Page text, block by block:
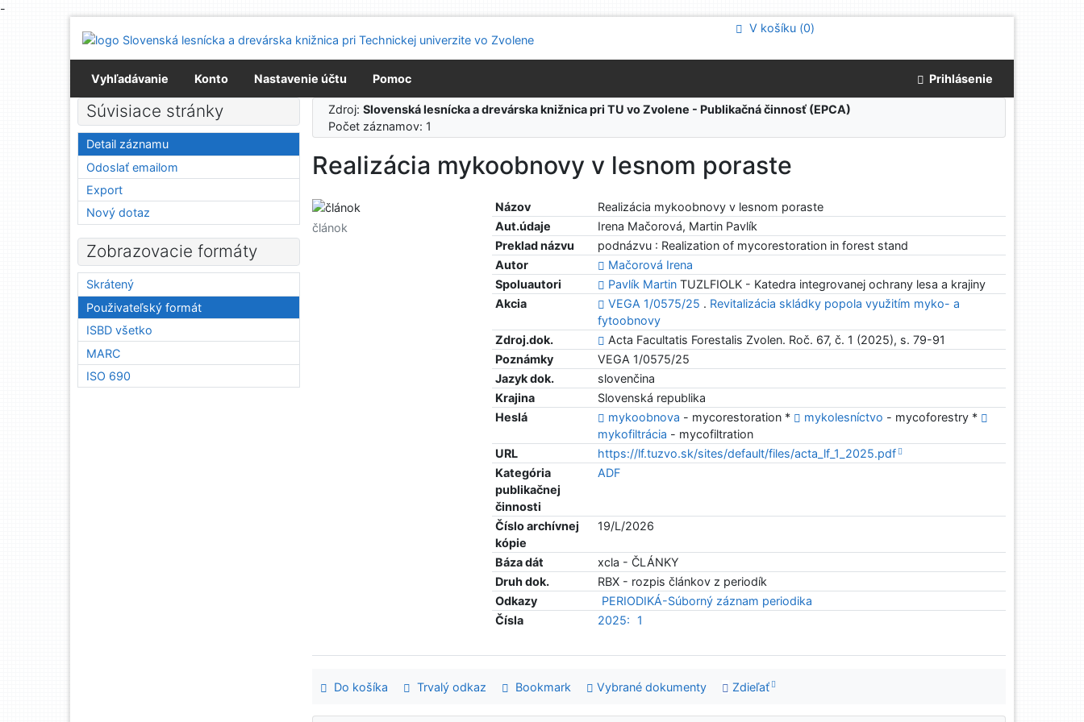
-
Prejsť na menu
Prehlásenie o webovej prístupnosti
V košíku (0)
Vyhľadávanie Konto Nastavenie účtu Pomoc Prihlásenie
Zdroj:Slovenská lesnícka a drevárska knižnica pri TU vo Zvolene - Publikačná činnosť (EPCA)
Počet záznamov: 1
Realizácia mykoobnovy v lesnom poraste
Názov
Realizácia mykoobnovy v lesnom poraste
Aut.údaje
Irena Mačorová, Martin Pavlík
Preklad názvu
podnázvu : Realization of mycorestoration in forest stand
Autor
Mačorová Irena
Spoluautori
Pavlík Martin TUZLFIOLK - Katedra integrovanej ochrany lesa a krajiny
Akcia
VEGA 1/0575/25 . Revitalizácia skládky popola využitím myko- a
fytoobnovy
Zdroj.dok.
Acta Facultatis Forestalis Zvolen. Roč. 67, č. 1 (2025), s. 79-91
Poznámky
VEGA 1/0575/25
Jazyk dok.
slovenčina
Krajina
Slovenská republika
Heslá
mykoobnova - mycorestoration * mykolesníctvo - mycoforestry *
mykofiltrácia - mycofiltration
URL
https://lf.tuzvo.sk/sites/default/files/acta_lf_1_2025.pdf
Kategória
publikačnej
činnosti
ADF
Číslo archívnej
kópie
19/L/2026
Báza dát
xcla - ČLÁNKY
Druh dok.
RBX - rozpis článkov z periodík
Odkazy
PERIODIKÁ-Súborný záznam periodika
Čísla
2025: 1
článok
Do košíka Trvalý odkaz Bookmark Vybrané dokumenty Zdieľať
Súvisiace stránky
Detail záznamu
Odoslať emailom
Export
Nový dotaz
Zobrazovacie formáty
Skrátený
Použivateľský formát
ISBD všetko
MARC
ISO 690